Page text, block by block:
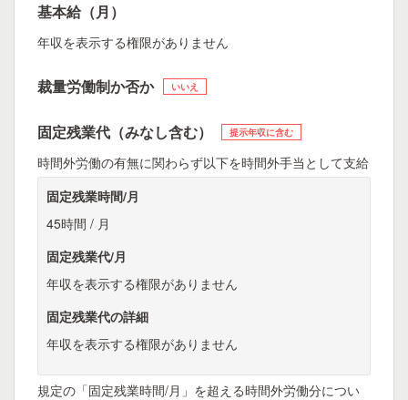
基本給（月）
年収を表示する権限がありません
裁量労働制か否か いいえ
固定残業代（みなし含む） 提示年収に含む
時間外労働の有無に関わらず以下を時間外手当として支給
固定残業時間/月
45時間 / 月
固定残業代/月
年収を表示する権限がありません
固定残業代の詳細
年収を表示する権限がありません
規定の「固定残業時間/月」を超える時間外労働分につい